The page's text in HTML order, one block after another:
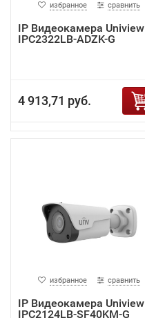
избранное сравнить
IP Видеокамера Uniview
IPC2322LB-ADZK-G
4 913,71 руб.
избранное сравнить
IP Видеокамера Uniview
IPC2124LB-SF40KM-G